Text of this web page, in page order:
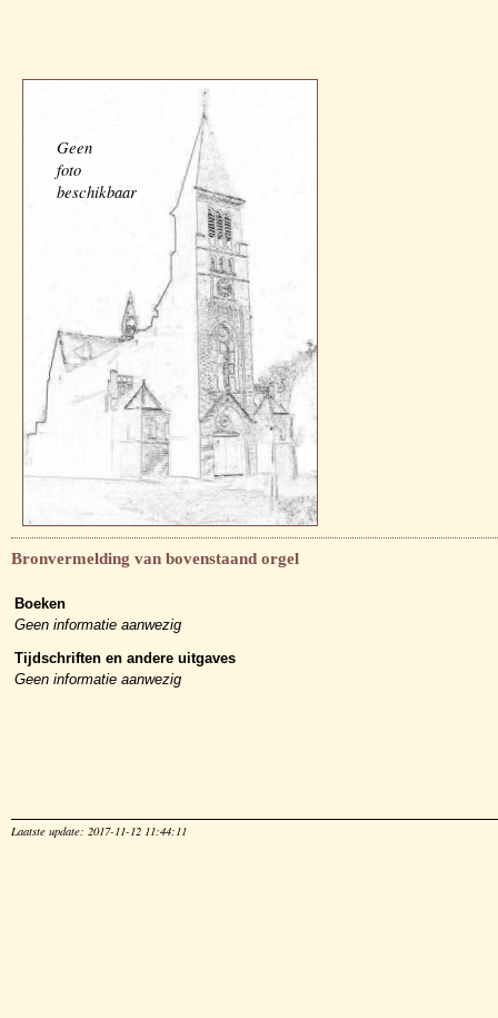
Geen
foto
beschikbaar
Bronvermelding van bovenstaand orgel
Boeken
Geen informatie aanwezig
Tijdschriften en andere uitgaves
Geen informatie aanwezig
Laatste update: 2017-11-12 11:44:11